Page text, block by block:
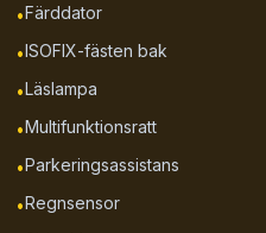
•Färddator
•ISOFIX-fästen bak
•Läslampa
•Multifunktionsratt
•Parkeringsassistans
•Regnsensor